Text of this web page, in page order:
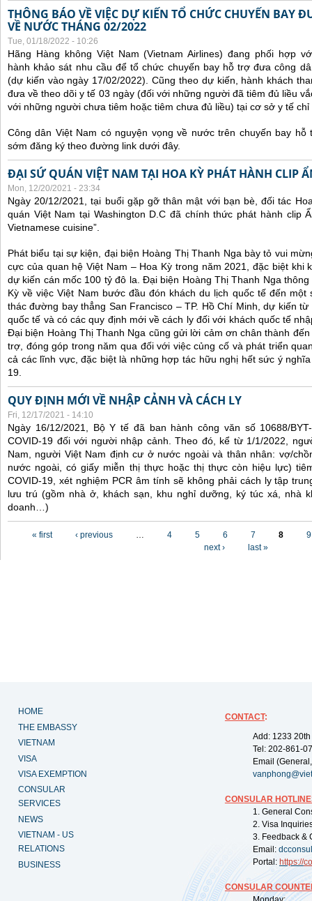
THÔNG BÁO VỀ VIỆC DỰ KIẾN TỔ CHỨC CHUYẾN BAY
VỀ NƯỚC THÁNG 02/2022
Tue, 01/18/2022 - 10:26
Hãng Hàng không Việt Nam (Vietnam Airlines) đang phối hợp
hành khảo sát nhu cầu để tổ chức chuyến bay hỗ trợ đưa công
(dự kiến vào ngày 17/02/2022).
Cũng theo dự kiến, hành khách
đưa về theo dõi y tế 03 ngày (đối với những người đã tiêm đủ liều
với những người chưa tiêm hoặc tiêm chưa đủ liều) tại cơ sở y tế chỉ
Công dân Việt Nam có nguyện vọng về nước trên chuyến bay
sớm đăng ký theo đường link dưới đây.
ĐẠI SỨ QUÁN VIỆT NAM TẠI HOA KỲ PHÁT HÀNH CLIP
Mon, 12/20/2021 - 23:34
Ngày 20/12/2021, tại buổi gặp gỡ thân mật với bạn bè, đối tác
quán Việt Nam tại Washington D.C đã chính thức phát hành clip
Vietnamese cuisine”.
Phát biểu tại sự kiện, đại biện Hoàng Thị Thanh Nga bày tỏ vui
cực của quan hệ Việt Nam – Hoa Kỳ trong năm 2021, đặc biệt khi
dự kiến cán mốc 100 tỷ đô la. Đại biện Hoàng Thị Thanh Nga
Kỳ về việc Việt Nam bước đầu đón khách du lịch quốc tế đến
thác đường bay thẳng San Francisco – TP. Hồ Chí Minh, dự kiến
quốc tế và có các quy định mới về cách ly đối với khách quốc tế
Đại biện Hoàng Thị Thanh Nga cũng gửi lời cảm ơn chân thành
trợ, đóng góp trong năm qua đối với việc củng cố và phát triển
cả các lĩnh vực, đặc biệt là những hợp tác hữu nghị hết sức ý
19.
QUY ĐỊNH MỚI VỀ NHẬP CẢNH VÀ CÁCH LY
Fri, 12/17/2021 - 14:10
Ngày 16/12/2021, Bộ Y tế đã ban hành công văn số 10688/
COVID-19 đối với người nhập cảnh. Theo đó, kể từ 1/1/2022,
Nam, người Việt Nam định cư ở nước ngoài và thân nhân: vợ/
nước ngoài, có giấy miễn thị thực hoặc thị thực còn hiệu lực)
COVID-19, xét nghiệm PCR âm tính sẽ không phải cách ly tập
lưu trú (gồm nhà ở, khách sạn, khu nghỉ dưỡng, ký túc xá, nhà
doanh…)
« first ‹ previous … 4 5 6 7 8
9
next ›
last »
HOME
THE EMBASSY
VIETNAM
VISA
VISA EXEMPTION
CONSULAR
SERVICES
NEWS
VIETNAM - US
RELATIONS
BUSINESS
CONTACT:
Add: 1233
Tel: 202-861-
Email
CONSULAR
1. General
2. Visa
3. Feedback &
Email:
Portal: https://
CONSULAR